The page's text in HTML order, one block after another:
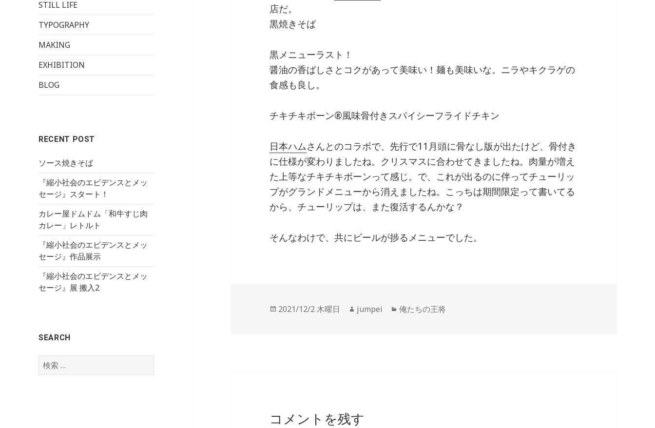
STILL LIFE
TYPOGRAPHY
MAKING
EXHIBITION
BLOG
RECENT POST
ソース焼きそば
『縮小社会のエビデンスとメッ
セージ』スタート！
カレー屋ドムドム「和牛すじ肉
カレー」レトルト
『縮小社会のエビデンスとメッ
セージ』作品展示
『縮小社会のエビデンスとメッ
セージ』展 搬入2
SEARCH
検
索
店だ。
黒焼きそば
黒メニューラスト！
醤油の香ばしさとコクがあって美味い！麺も美味いな。ニラやキクラゲの
食感も良し。
チキチキボーン®風味骨付きスパイシーフライドチキン
日本ハムさんとのコラボで、先行で11月頭に骨なし版が出たけど、骨付き
に仕様が変わりましたね。クリスマスに合わせてきましたね。肉量が増え
た上等なチキチキボーンって感じ。で、これが出るのに伴ってチューリッ
プがグランドメニューから消えましたね。こっちは期間限定って書いてる
から、チューリップは、また復活するんかな？
そんなわけで、共にビールが捗るメニューでした。
投
2021/12/2 木曜日
作
jumpei
カ
俺たちの王将
コメントを残す